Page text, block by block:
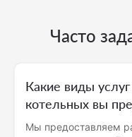
Часто
Какие виды
котельных вы
Мы предоставляем